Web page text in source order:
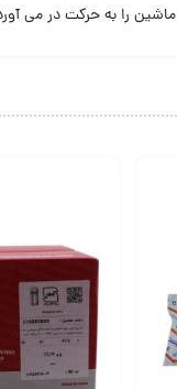
را به حرکت در می